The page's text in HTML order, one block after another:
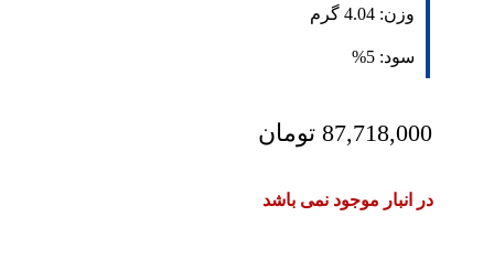
وزن: 4.04 گرم
سود: 5%
87,718,000 تومان
در انبار موجود نمی باشد